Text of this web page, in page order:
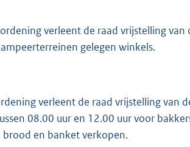
verleent de raad vrijstelling van
gelegen winkels.
verleent de raad vrijstelling van
08.00 uur en 12.00 uur voor
en banket verkopen.